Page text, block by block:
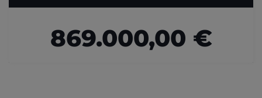
869.000,00 €